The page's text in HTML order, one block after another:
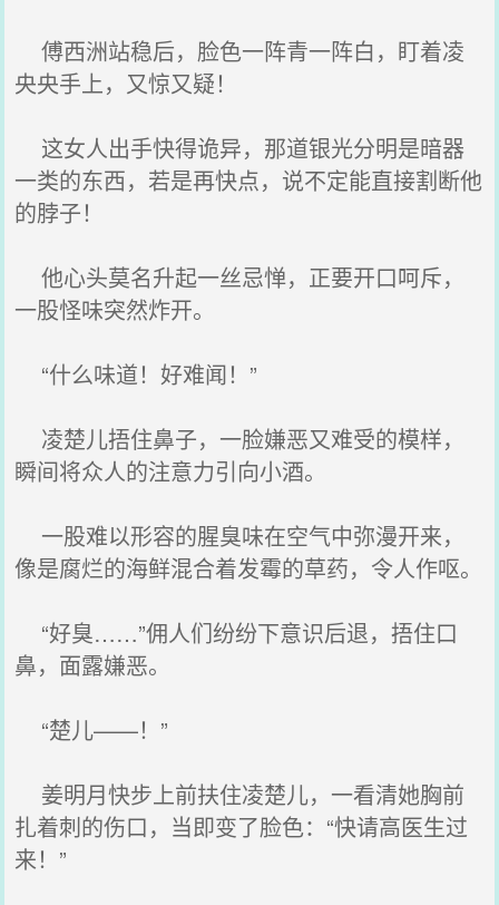
傅西洲站稳后，脸色一阵青一阵白，盯着凌
央央手上，又惊又疑！
这女人出手快得诡异，那道银光分明是暗器
一类的东西，若是再快点，说不定能直接割断他
的脖子！
他心头莫名升起一丝忌惮，正要开口呵斥，
一股怪味突然炸开。
“什么味道！好难闻！”
凌楚儿捂住鼻子，一脸嫌恶又难受的模样，
瞬间将众人的注意力引向小酒。
一股难以形容的腥臭味在空气中弥漫开来，
像是腐烂的海鲜混合着发霉的草药，令人作呕。
“好臭……”佣人们纷纷下意识后退，捂住口
鼻，面露嫌恶。
“楚儿——！”
姜明月快步上前扶住凌楚儿，一看清她胸前
扎着刺的伤口，当即变了脸色：“快请高医生过
来！”